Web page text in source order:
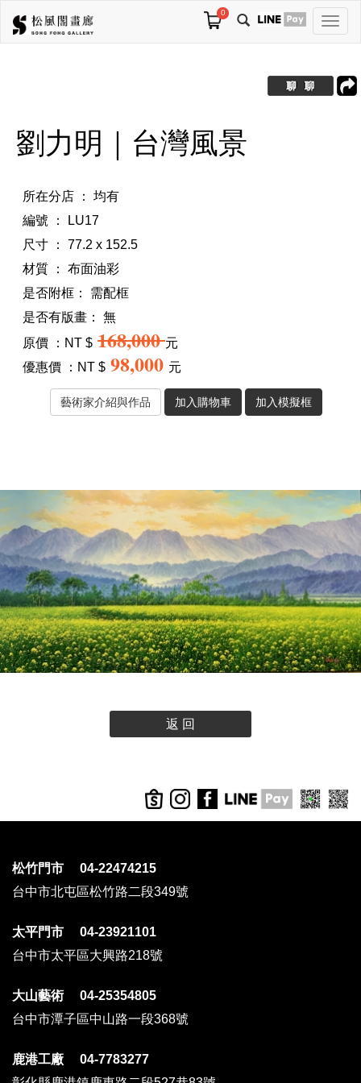
切
換
航
0
劉力明｜台灣風景
所在分店 ： 均有
編號 ： LU17
尺寸 ： 77.2 x 152.5
材質 ： 布面油彩
是否附框：
需配框
是否有版畫：
無
原價 ：NT $ 168,000元
優惠價 ：NT $ 98,000 元
返 回
松竹門市 04-22474215
台中市北屯區松竹路二段349號
太平門市 04-23921101
台中市太平區大興路218號
大山藝術 04-25354805
台中市潭子區中山路一段368號
鹿港工廠 04-7783277